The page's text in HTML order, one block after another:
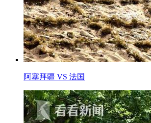
阿塞拜疆 VS 法国